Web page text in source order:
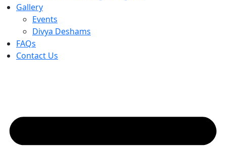
Gallery
Events
Divya Deshams
FAQs
Contact Us